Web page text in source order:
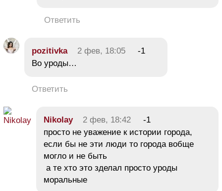
Ответить
pozitivka 2 фев, 18:05
-1
Во уроды…
Ответить
Nikolay 2 фев, 18:42
-1
просто не уважение к истории города,
если бы не эти люди то города вобще
могло и не быть
а те хто это зделал просто уроды
моральные